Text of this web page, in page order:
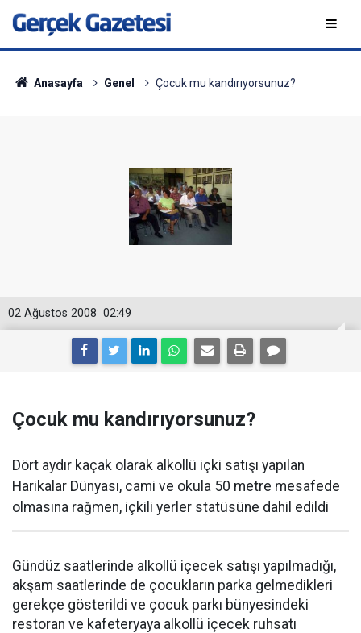
Anasayfa Genel Çocuk mu kandırıyorsunuz?
02:49
02 Ağustos 2008
Çocuk mu kandırıyorsunuz?
Dört aydır kaçak olarak alkollü içki satışı yapılan
Harikalar Dünyası, cami ve okula 50 metre mesafede
olmasına rağmen, içkili yerler statüsüne dahil edildi
Gündüz saatlerinde alkollü içecek satışı yapılmadığı,
akşam saatlerinde de çocukların parka gelmedikleri
gerekçe gösterildi ve çocuk parkı bünyesindeki
restoran ve kafeteryaya alkollü içecek ruhsatı